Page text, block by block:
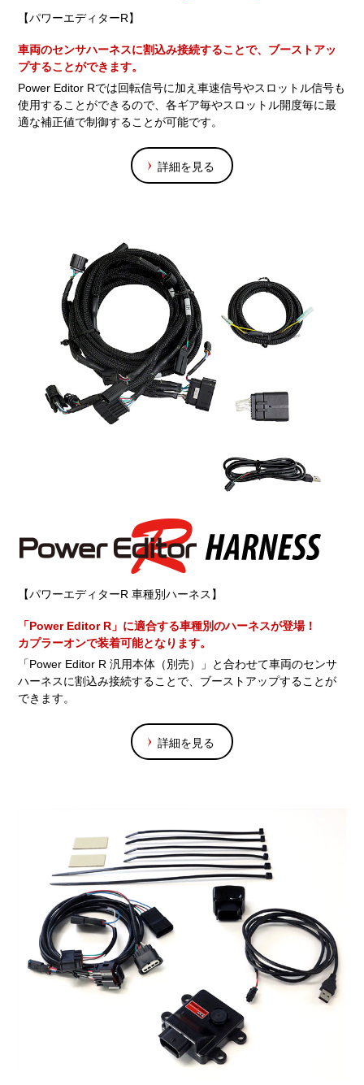
【パワーエディターR】
車両のセンサハーネスに割込み接続することで、ブーストアッ
プすることができます。
Power Editor Rでは回転信号に加え車速信号やスロットル信号も
使用することができるので、各ギア毎やスロットル開度毎に最
適な補正値で制御することが可能です。
詳細を見る
【パワーエディターR 車種別ハーネス】
「Power Editor R」に適合する車種別のハーネスが登場！
カプラーオンで装着可能となります。
「Power Editor R 汎用本体（別売）」と合わせて車両のセンサ
ハーネスに割込み接続することで、ブーストアップすることが
できます。
詳細を見る